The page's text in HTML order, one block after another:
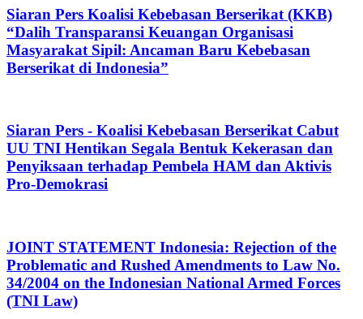
Siaran Pers Koalisi Kebebasan Berserikat (KKB)
“Dalih Transparansi Keuangan Organisasi
Masyarakat Sipil: Ancaman Baru Kebebasan
Berserikat di Indonesia”
Siaran Pers - Koalisi Kebebasan Berserikat Cabut
UU TNI Hentikan Segala Bentuk Kekerasan dan
Penyiksaan terhadap Pembela HAM dan Aktivis
Pro-Demokrasi
JOINT STATEMENT Indonesia: Rejection of the
Problematic and Rushed Amendments to Law No.
34/2004 on the Indonesian National Armed Forces
(TNI Law)